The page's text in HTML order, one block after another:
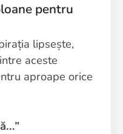
pentru
lipsește,
aceste
aproape orice